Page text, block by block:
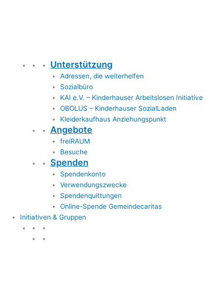
Unterstützung
Adressen, die weiterhelfen
Sozialbüro
KAI e.V. – Kinderhauser Arbeitslosen Initiative
OBOLUS – Kinderhauser SozialLaden
Kleiderkaufhaus Anziehungspunkt
Angebote
freiRAUM
Besuche
Spenden
Spendenkonto
Verwendungszwecke
Spendenquittungen
Online-Spende Gemeindecaritas
Initiativen & Gruppen